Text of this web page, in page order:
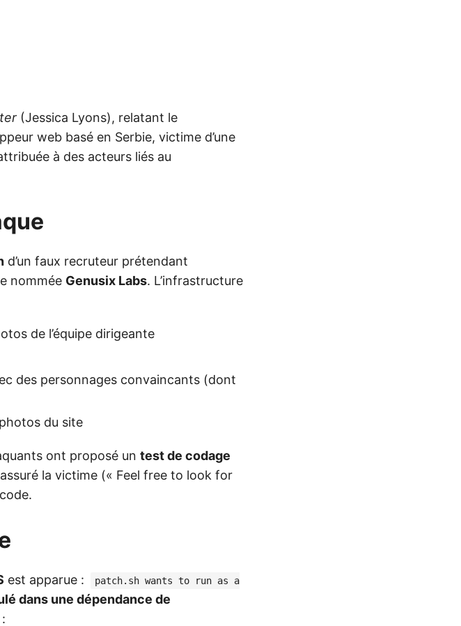
(Jessica Lyons), relatant le
web basé en Serbie, victime d’une
à des acteurs liés au
d’un faux recruteur prétendant
nommée Genusix Labs. L’infrastructure
de l’équipe dirigeante
des personnages convaincants (dont
du site
ont proposé un test de codage
la victime (« Feel free to look for
est apparue :
patch.sh wants to run as a
dans une dépendance de